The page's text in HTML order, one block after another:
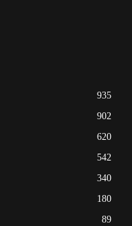
935
902
620
542
340
180
89